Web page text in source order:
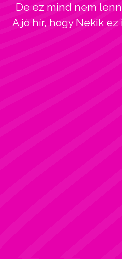
De ez mind nem
A jó hír, hogy Nekik